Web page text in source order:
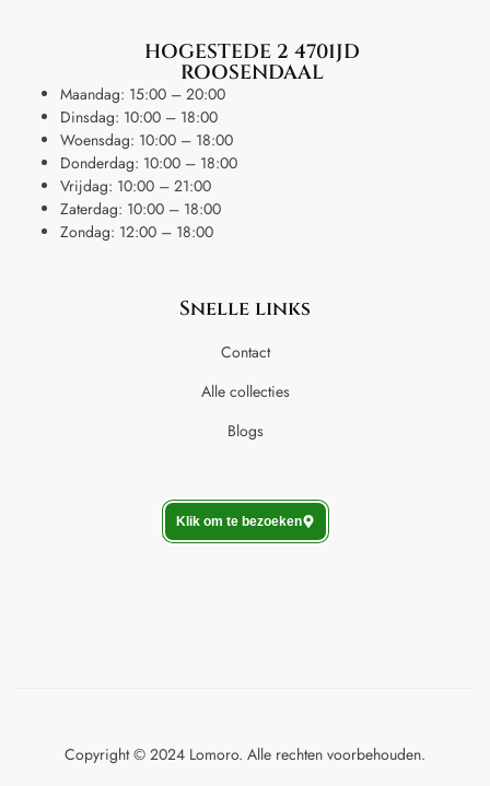
HOGESTEDE 2 4701JD
ROOSENDAAL
Maandag: 15:00 – 20:00
Dinsdag: 10:00 – 18:00
Woensdag: 10:00 – 18:00
Donderdag: 10:00 – 18:00
Vrijdag: 10:00 – 21:00
Zaterdag: 10:00 – 18:00
Zondag: 12:00 – 18:00
Snelle links
Contact
Alle collecties
Blogs
Klik om te bezoeken
Copyright © 2024 Lomoro. Alle rechten voorbehouden.